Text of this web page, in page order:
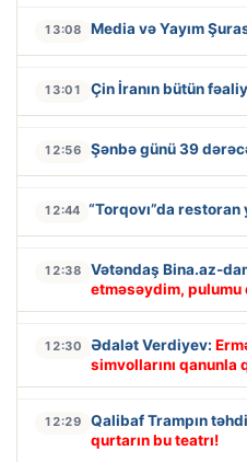
13:08 Media və Yayım
13:01 Çin İranın bütün
12:56 Şənbə günü 39
12:44 “Torqovı”da restoran
12:38 Vətəndaş Bina.az-
etməsəydim,
12:30 Ədalət Verdiyev:
simvollarını
12:29
Qalibaf Trampın
qurtarın bu teatrı!